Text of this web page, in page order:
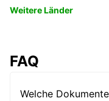
Weitere Länder
FAQ
Welche